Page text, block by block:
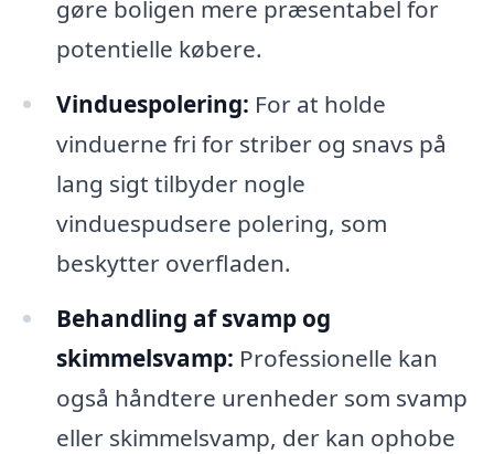
gøre boligen mere præsentabel for
potentielle købere.
Vinduespolering: For at holde
vinduerne fri for striber og snavs på
lang sigt tilbyder nogle
vinduespudsere polering, som
beskytter overfladen.
Behandling af svamp og
skimmelsvamp: Professionelle kan
også håndtere urenheder som svamp
eller skimmelsvamp, der kan ophobe